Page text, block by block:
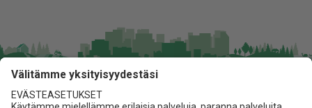
Jita Oy